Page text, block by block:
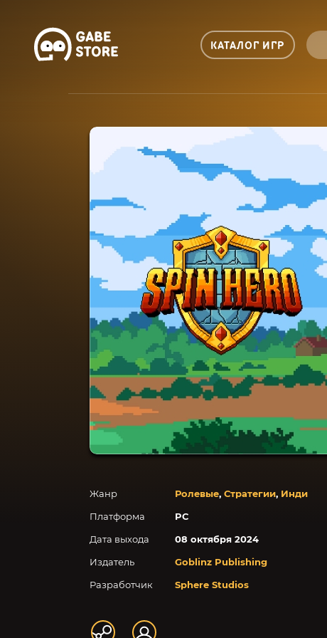
КАТАЛОГ ИГР
Жанр Ролевые, Стратегии, Инди
Платформа
PC
Дата выхода
08 октября 2024
Издатель
Goblinz Publishing
Разработчик
Sphere Studios